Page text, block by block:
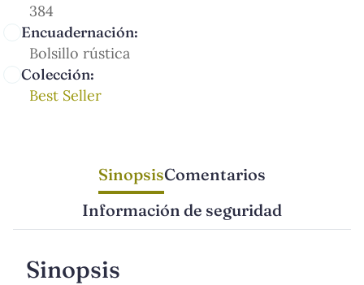
384
Encuadernación:
Bolsillo rústica
Colección:
Best Seller
SinopsisComentarios
Información de seguridad
Sinopsis